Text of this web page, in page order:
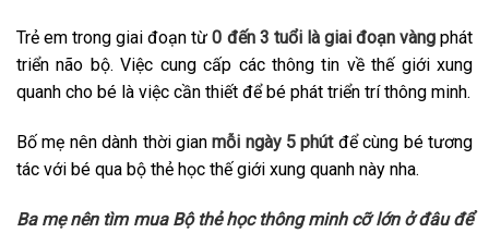
Trẻ em trong giai đoạn từ0 đến 3 tuổi là giai đoạn vàngphát
triển não bộ. Việc cung cấp các thông tin về thế giới xung
quanh cho bé là việc cần thiết để bé phát triển trí thông minh.
Bố mẹ nên dành thời gianmỗi ngày 5 phútđể cùng bé tương
tác với bé qua bộ thẻ học thế giới xung quanh này nha.
Ba mẹ nên tìm mua Bộ thẻ học thông minh cỡ lớnở đâu để